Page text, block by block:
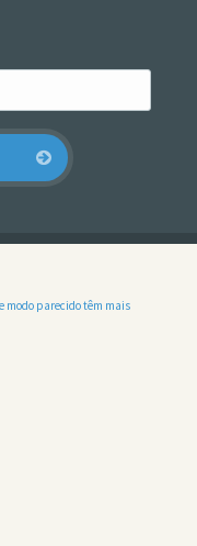
modo parecido têm mais